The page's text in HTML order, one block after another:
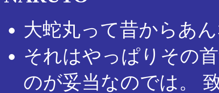
大蛇丸って昔からあ
それはやっぱりその
のが妥当なのでは。